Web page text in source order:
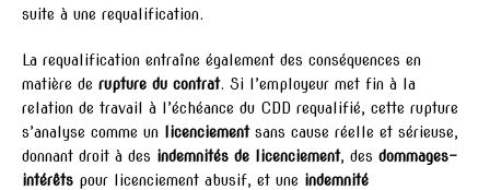
suite à une requalification.
La requalification entraîne également des conséquences en
matière de rupture du contrat. Si l’employeur met fin à la
relation de travail à l’échéance du CDD requalifié, cette rupture
s’analyse comme un
licenciementsans cause réelle et sérieuse,
donnant droit à des indemnités de licenciement, des dommages-
intérêts pour licenciement abusif, et une indemnité